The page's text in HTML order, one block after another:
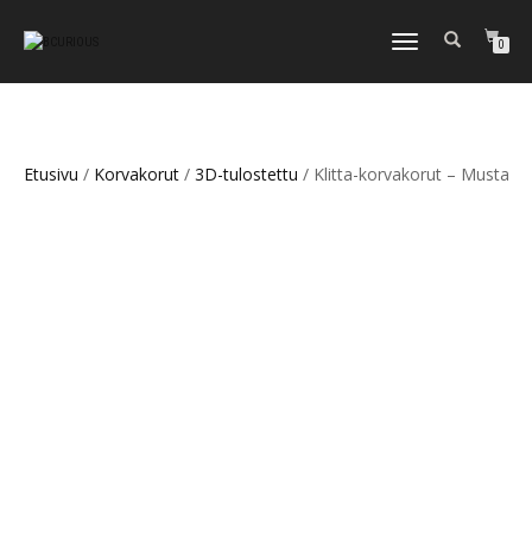
TOGGLE
0
Etusivu / Korvakorut/ 3D-tulostettu / Klitta-korvakorut – Musta